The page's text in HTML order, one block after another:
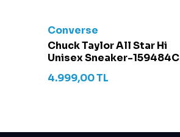
Converse
Chuck Taylor All Star Hi
Unisex Sneaker-159484C
4.999,00TL